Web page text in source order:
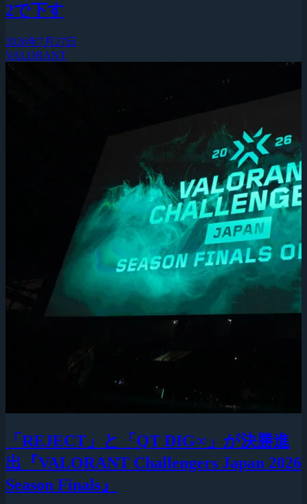
2で下す
2026年7月27日
VALORANT
「REJECT」と「QT DIG∞」が決勝進
出『VALORANT Challengers Japan 2026
Season Finals』